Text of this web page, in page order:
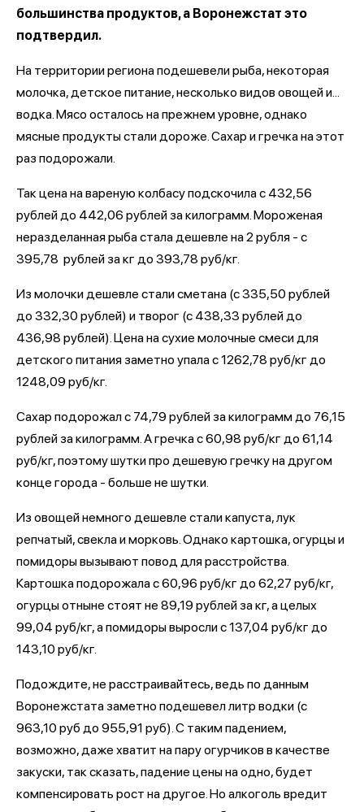
большинства продуктов, а Воронежстат это
подтвердил.
На территории региона подешевели рыба, некоторая
молочка, детское питание, несколько видов овощей и...
водка. Мясо осталось на прежнем уровне, однако
мясные продукты стали дороже. Сахар и гречка на этот
раз подорожали.
Так цена на вареную колбасу подскочила с 432,56
рублей до 442,06 рублей за килограмм. Мороженая
неразделанная рыба стала дешевле на 2 рубля - с
395,78 рублей за кг до 393,78 руб/кг.
Из молочки дешевле стали сметана (с 335,50 рублей
до 332,30 рублей) и творог (с 438,33 рублей до
436,98 рублей). Цена на сухие молочные смеси для
детского питания заметно упала с 1262,78 руб/кг до
1248,09 руб/кг.
Сахар подорожал с 74,79 рублей за килограмм до 76,15
рублей за килограмм. А гречка с 60,98 руб/кг до 61,14
руб/кг, поэтому шутки про дешевую гречку на другом
конце города - больше не шутки.
Из овощей немного дешевле стали капуста, лук
репчатый, свекла и морковь. Однако картошка, огурцы и
помидоры вызывают повод для расстройства.
Картошка подорожала с 60,96 руб/кг до 62,27 руб/кг,
огурцы отныне стоят не 89,19 рублей за кг, а целых
99,04 руб/кг, а помидоры выросли с 137,04 руб/кг до
143,10 руб/кг.
Подождите, не расстраивайтесь, ведь по данным
Воронежстата заметно подешевел литр водки (с
963,10 руб до 955,91 руб). С таким падением,
возможно, даже хватит на пару огурчиков в качестве
закуски, так сказать, падение цены на одно, будет
компенсировать рост на другое. Но алкоголь вредит